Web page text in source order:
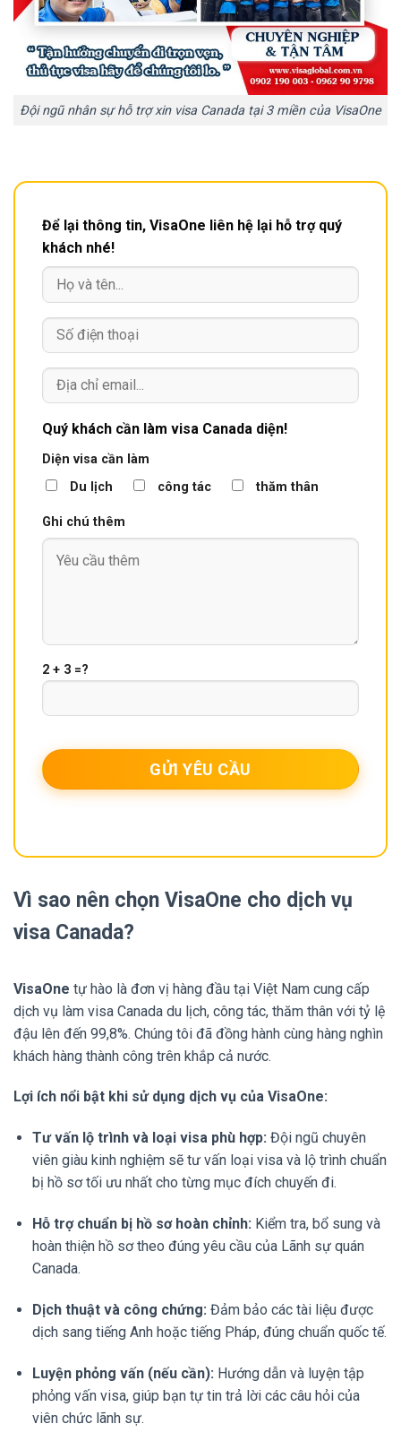
Đội ngũ nhân sự hỗ trợ xin visa Canada tại 3 miền của VisaOne
Để lại thông tin, VisaOne liên hệ lại hỗ trợ quý
khách nhé!
Quý khách cần làm visa Canada diện!
Diện visa cần làm
Du lịch
công tác thăm thân
Ghi chú thêm
2 + 3 =?
Vì sao nên chọn VisaOne cho dịch vụ
visa Canada?
VisaOne tự hào là đơn vị hàng đầu tại Việt Nam cung cấp
dịch vụ làm visa Canada du lịch, công tác, thăm thân với tỷ lệ
đậu lên đến 99,8%. Chúng tôi đã đồng hành cùng hàng nghìn
khách hàng thành công trên khắp cả nước.
Lợi ích nổi bật khi sử dụng dịch vụ của VisaOne:
Tư vấn lộ trình và loại visa phù hợp: Đội ngũ chuyên
viên giàu kinh nghiệm sẽ tư vấn loại visa và lộ trình chuẩn
bị hồ sơ tối ưu nhất cho từng mục đích chuyến đi.
Hỗ trợ chuẩn bị hồ sơ hoàn chỉnh: Kiểm tra, bổ sung và
hoàn thiện hồ sơ theo đúng yêu cầu của Lãnh sự quán
Canada.
Dịch thuật và công chứng: Đảm bảo các tài liệu được
dịch sang tiếng Anh hoặc tiếng Pháp, đúng chuẩn quốc tế.
Luyện phỏng vấn (nếu cần): Hướng dẫn và luyện tập
phỏng vấn visa, giúp bạn tự tin trả lời các câu hỏi của
viên chức lãnh sự.